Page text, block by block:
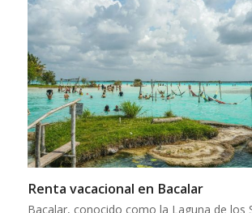
Renta vacacional en Bacalar
Bacalar, conocido como la Laguna de los